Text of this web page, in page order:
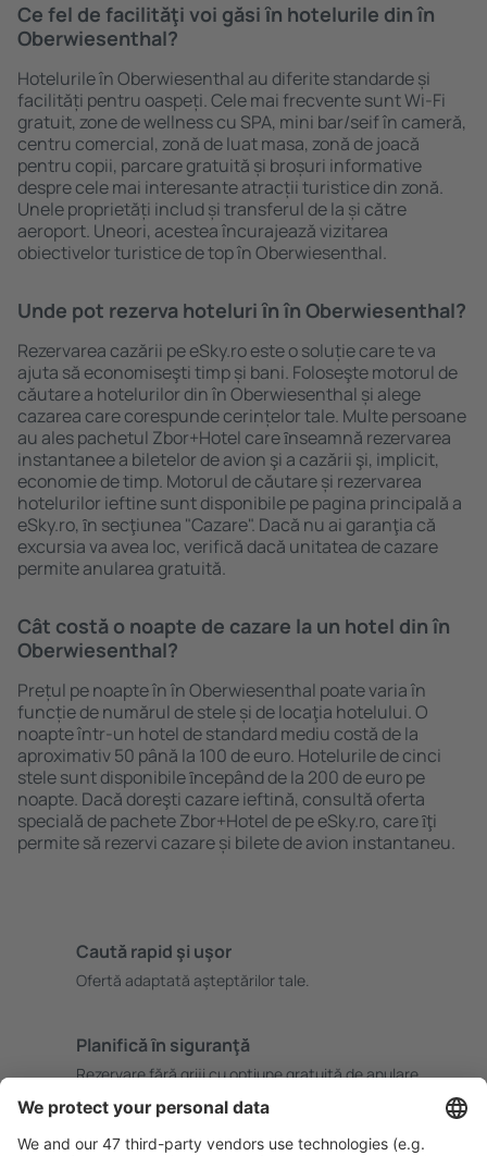
Ce fel de facilităţi voi găsi ȋn hotelurile din în
Oberwiesenthal?
Hotelurile în Oberwiesenthal au diferite standarde și
facilități pentru oaspeți. Cele mai frecvente sunt Wi-Fi
gratuit, zone de wellness cu SPA, mini bar/seif în cameră,
centru comercial, zonă de luat masa, zonă de joacă
pentru copii, parcare gratuită și broșuri informative
despre cele mai interesante atracții turistice din zonă.
Unele proprietăți includ și transferul de la și către
aeroport. Uneori, acestea încurajează vizitarea
obiectivelor turistice de top în Oberwiesenthal.
Unde pot rezerva hoteluri ȋn în Oberwiesenthal?
Rezervarea cazării pe eSky.ro este o soluție care te va
ajuta să economiseşti timp și bani. Foloseşte motorul de
căutare a hotelurilor din în Oberwiesenthal și alege
cazarea care corespunde cerințelor tale. Multe persoane
au ales pachetul Zbor+Hotel care ȋnseamnă rezervarea
instantanee a biletelor de avion şi a cazării şi, implicit,
economie de timp. Motorul de căutare și rezervarea
hotelurilor ieftine sunt disponibile pe pagina principală a
eSky.ro, ȋn secţiunea "Cazare". Dacă nu ai garanţia că
excursia va avea loc, verifică dacă unitatea de cazare
permite anularea gratuită.
Cât costă o noapte de cazare la un hotel din în
Oberwiesenthal?
Prețul pe noapte în în Oberwiesenthal poate varia în
funcție de numărul de stele și de locaţia hotelului. O
noapte într-un hotel de standard mediu costă de la
aproximativ 50 până la 100 de euro. Hotelurile de cinci
stele sunt disponibile ȋncepând de la 200 de euro pe
noapte. Dacă doreşti cazare ieftină, consultă oferta
specială de pachete Zbor+Hotel de pe eSky.ro, care ȋţi
permite să rezervi cazare și bilete de avion instantaneu.
Caută rapid şi uşor
Ofertă adaptată aşteptărilor tale.
Planifică ȋn siguranţă
Rezervare fără griji cu opțiune gratuită de anulare.
Economiseşte mai mult